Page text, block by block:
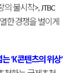
의불시착>, JTBC
한경쟁을벌이게
는‘K콘텐츠의위상’